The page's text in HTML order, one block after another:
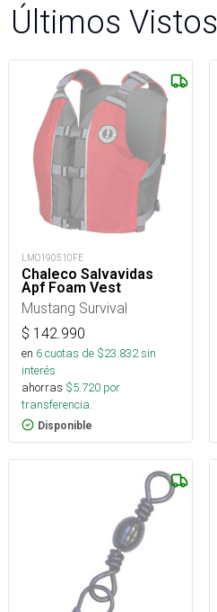
Últimos Vistos
LMO190510FE
Chaleco Salvavidas
Apf Foam Vest
Mustang Survival
$ 142.990
en 6cuotas de $23.832sin
interés
ahorras $5.720 por
transferencia.
Disponible